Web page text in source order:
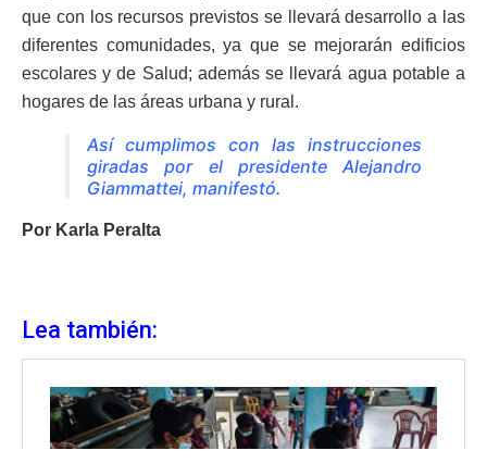
que con los recursos previstos se llevará desarrollo a las
diferentes comunidades, ya que se mejorarán edificios
escolares y de Salud; además se llevará agua potable a
hogares de las áreas urbana y rural.
Así cumplimos con las instrucciones
giradas por el presidente Alejandro
Giammattei, manifestó.
Por Karla Peralta
Lea también: